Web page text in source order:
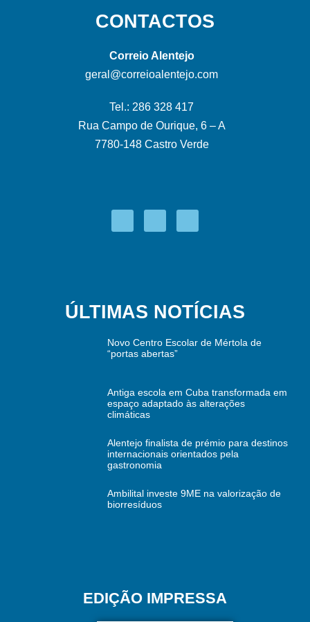
CONTACTOS
Correio Alentejo
geral@correioalentejo.com
Tel.: 286 328 417
Rua Campo de Ourique, 6 – A
7780-148 Castro Verde
ÚLTIMAS NOTÍCIAS
Novo Centro Escolar de Mértola de
“portas abertas”
Antiga escola em Cuba transformada em
espaço adaptado às alterações
climáticas
Alentejo finalista de prémio para destinos
internacionais orientados pela
gastronomia
Ambilital investe 9ME na valorização de
biorresíduos
EDIÇÃO IMPRESSA